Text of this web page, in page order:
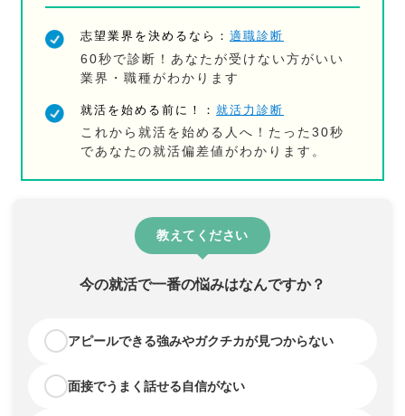
志望業界を決めるなら：適職診断
60秒で診断！あなたが受けない方がいい
業界・職種がわかります
就活を始める前に！：就活力診断
これから就活を始める人へ！たった30秒
であなたの就活偏差値がわかります。